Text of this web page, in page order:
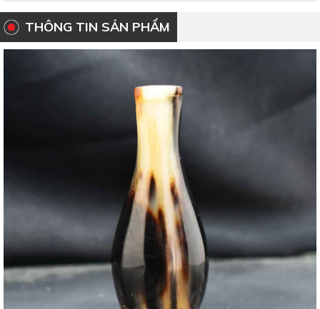
THÔNG TIN SẢN PHẨM